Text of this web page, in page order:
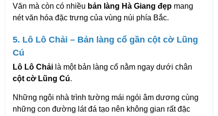
Văn mà còn có nhiều bản làng Hà Giang đẹp mang
nét văn hóa đặc trưng của vùng núi phía Bắc.
5. Lô Lô Chải – Bản làng cổ gần cột cờ Lũng
Cú
Lô Lô Chải
cột cờ Lũng Cú.
Những ngôi nhà trình tường mái ngói âm dương cùng
những con đường lát đá tạo nên không gian rất đặc